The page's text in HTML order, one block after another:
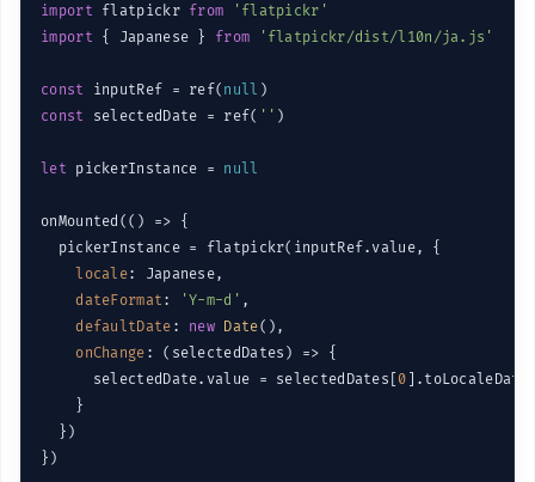
import flatpickr from
'flatpickr'
import { Japanese } from 'flatpickr/dist/l10n/ja.js'
const inputRef = ref( null
const selectedDate = ref( '' )
let pickerInstance = null
onMounted( () => {
  pickerInstance = flatpickr(inputRef.value, {
locale: Japanese,
dateFormat : 'Y-m-d' ,
defaultDate : new Date(),
onChange : ( selectedDates ) => {
      selectedDate.value = selectedDates[
0
    }
  })
})